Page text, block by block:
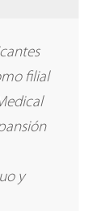
filial
y